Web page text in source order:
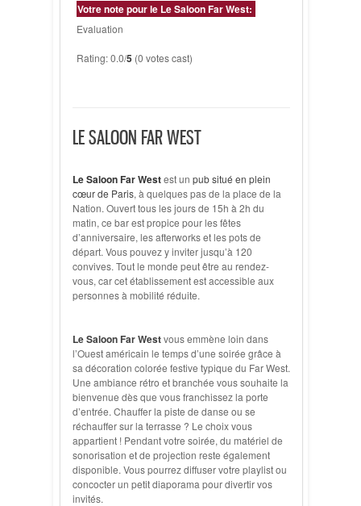
Votre note pour le Le Saloon Far West:
Evaluation
Rating: 0.0/5 (0 votes cast)
LE SALOON FAR WEST
Le Saloon Far Westest un pub situé en plein
cœur de Paris, à quelques pas de la place de la
Nation. Ouvert tous les jours de 15h à 2h du
matin, ce bar est propice pour les fêtes
d’anniversaire, les afterworks et les pots de
départ. Vous pouvez y inviter jusqu’à 120
convives. Tout le monde peut être au rendez-
vous, car cet établissement est accessible aux
personnes à mobilité réduite.
Le Saloon Far Westvous emmène loin dans
l’Ouest américain le temps d’une soirée grâce à
sa décoration colorée festive typique du Far West.
Une ambiance rétro et branchée vous souhaite la
bienvenue dès que vous franchissez la porte
d’entrée. Chauffer la piste de danse ou se
réchauffer sur la terrasse ? Le choix vous
appartient ! Pendant votre soirée, du matériel de
sonorisation et de projection reste également
disponible. Vous pourrez diffuser votre playlist ou
concocter un petit diaporama pour divertir vos
invités.